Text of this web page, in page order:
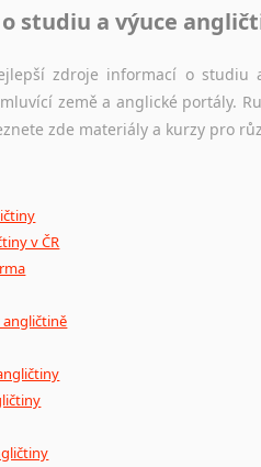
soubor autentických
studiu a výuce
zdroje informací o studiu
země a anglické portály.
zde materiály a kurzy pro
v ČR
angličtině